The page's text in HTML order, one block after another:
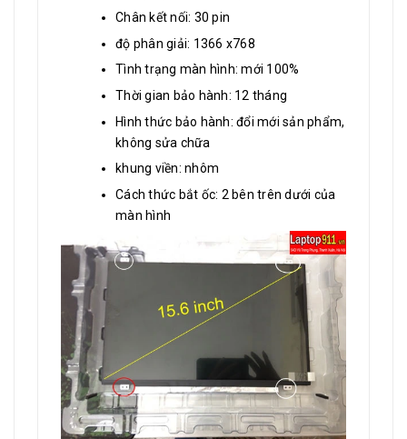
Chân kết nối: 30 pin
độ phân giải: 1366 x768
Tình trạng màn hình: mới 100%
Thời gian bảo hành: 12 tháng
Hình thức bảo hành: đổi mới sản phẩm,
không sửa chữa
khung viền: nhôm
Cách thức bắt ốc: 2 bên trên dưới của
màn hình